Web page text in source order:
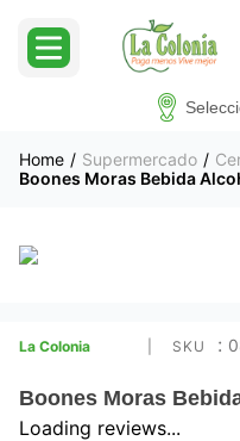
Supermercado
Boones Moras Bebida
La Colonia :
Boones Moras
Loading reviews...